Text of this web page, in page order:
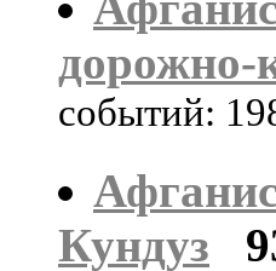
дорожно-
событий:
Кундуз